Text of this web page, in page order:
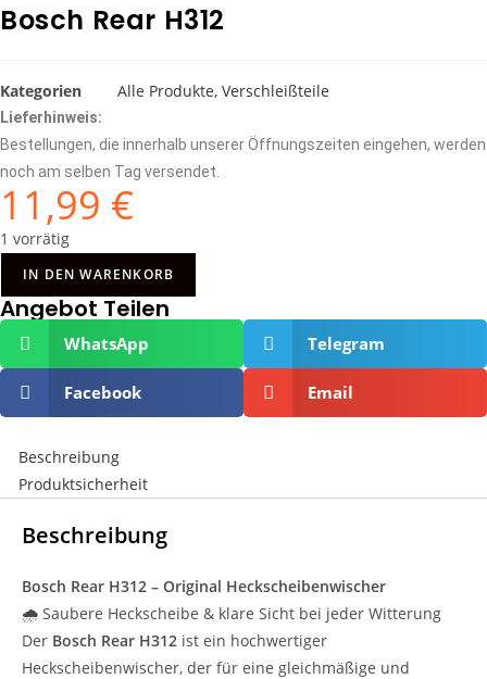
Bosch Rear H312
Kategorien Alle Produkte, Verschleißteile
Lieferhinweis:
Bestellungen, die innerhalb unserer Öffnungszeiten eingehen, werden
noch am selben Tag versendet.
11,99 €
1 vorrätig
IN DEN WARENKORB
Angebot Teilen
WhatsApp Telegram
Facebook Email
Beschreibung
Produktsicherheit
Beschreibung
Bosch Rear H312 – Original Heckscheibenwischer
🌧️ Saubere Heckscheibe & klare Sicht bei jeder Witterung
Der Bosch Rear H312 ist ein hochwertiger
Heckscheibenwischer, der für eine gleichmäßige und